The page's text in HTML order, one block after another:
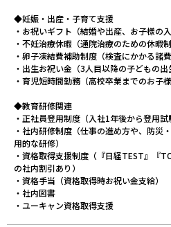
◆妊娠・出産・子育て支援
・お祝いギフト（結婚や出産、お子様の
・不妊治療休暇（通院治療のための休暇
・卵子凍結費補助制度（検査にかかる諸
・出生お祝い金（3人目以降の子どもの出
・育児短時間勤務（高校卒業までのお子様
◆教育研修関連
・正社員登用制度（入社1年後から登用試
・社内研修制度（仕事の進め方や、防災
用的な研修）
・資格取得支援制度（『日経TEST』『
の社内割引あり）
・資格手当（資格取得時お祝い金支給）
・社内図書
・ユーキャン資格取得支援